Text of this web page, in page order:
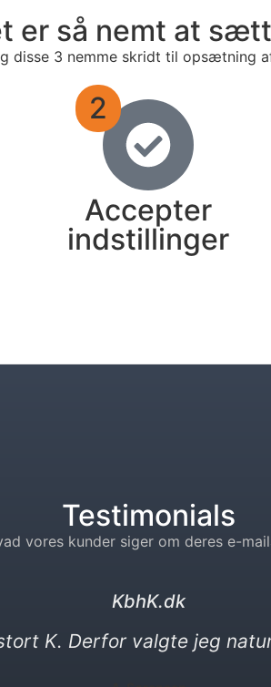
er så nemt at
disse 3 nemme skridt til opsætning
2
Accepter
indstillinger
Testimonials
vores kunder siger om deres e-
kebabser. dk
nye e-mail må gerne